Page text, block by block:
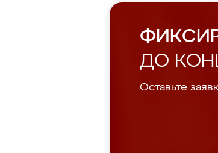
ДО
Оставьте